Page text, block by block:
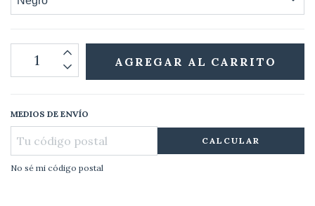
MEDIOS DE ENVÍO
CALCULAR
No sé mi código postal